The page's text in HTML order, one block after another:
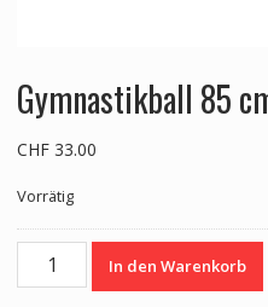
Gymnastikball 85
CHF33.00
Vorrätig
Gymnastikball
In den Warenkorb